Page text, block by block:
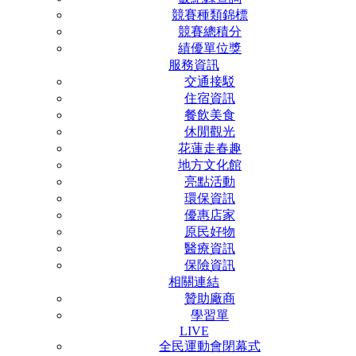
競賽種類錦標
競賽總積分
績優單位獎
服務資訊
交通接駁
住宿資訊
餐飲美食
休閒觀光
花蓮走春趣
地方文化館
亮點活動
環保資訊
優惠店家
原民好物
醫療資訊
保險資訊
相關連結
贊助廠商
學習單
LIVE
全民運動會閉幕式